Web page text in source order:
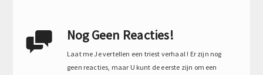
 Nog Geen Reacties!
Laat me Je vertellen een triest verhaal ! Er zijn nog
geen reacties, maar U kunt de eerste zijn om een